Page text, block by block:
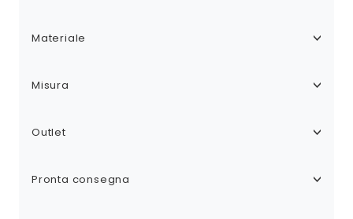
Materiale
Misura
Outlet
Pronta consegna